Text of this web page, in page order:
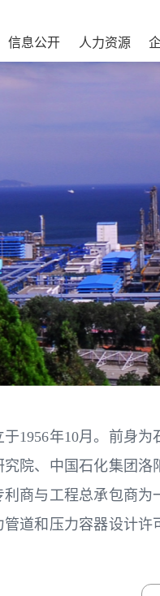
信息公开 人力资源
1956年10月。前身为
院、中国石化集团洛
商与工程总承包商为
道和压力容器设计许